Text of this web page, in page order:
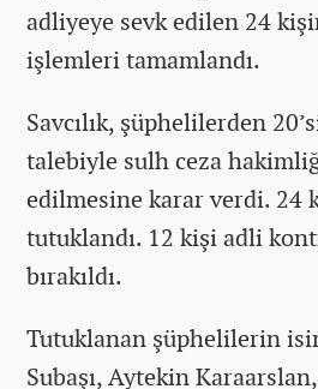
adliyeye sevk edilen 24
işlemleri tamamlandı.
Savcılık, şüphelilerden
talebiyle sulh ceza
edilmesine karar verdi. 24
tutuklandı. 12 kişi adli
bırakıldı.
Tutuklanan şüphelilerin
Subaşı, Aytekin